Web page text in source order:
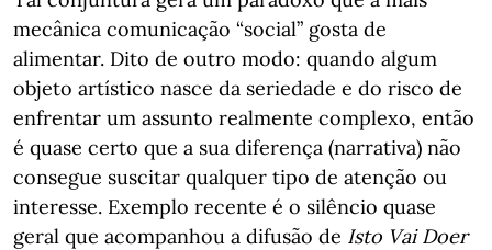
mecânica comunicação “social” gosta de
alimentar. Dito de outro modo: quando algum
objeto artístico nasce da seriedade e do risco de
enfrentar um assunto realmente complexo, então
é quase certo que a sua diferença (narrativa) não
consegue suscitar qualquer tipo de atenção ou
interesse. Exemplo recente é o silêncio quase
geral que acompanhou a difusão de Isto Vai Doer